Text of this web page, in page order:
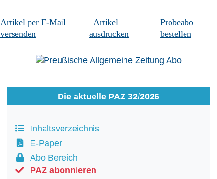
Artikel per E-Mail
versenden
Artikel
ausdrucken
Probeabo
bestellen
Die aktuelle PAZ 32/2026
Inhaltsverzeichnis
E-Paper
Abo Bereich
PAZ abonnieren